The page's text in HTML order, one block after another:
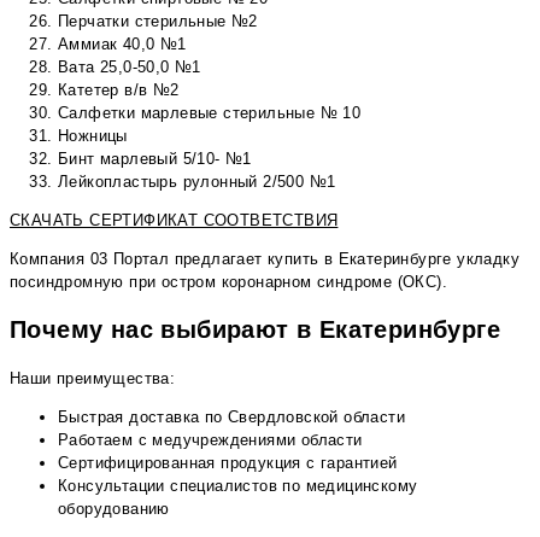
Перчатки стерильные №2
Аммиак 40,0 №1
Вата 25,0-50,0 №1
Катетер в/в №2
Салфетки марлевые стерильные № 10
Ножницы
Бинт марлевый 5/10- №1
Лейкопластырь рулонный 2/500 №1
СКАЧАТЬ СЕРТИФИКАТ СООТВЕТСТВИЯ
Компания 03 Портал предлагает купить в Екатеринбурге укладку
посиндромную при остром коронарном синдроме (ОКС).
Почему нас выбирают в Екатеринбурге
Наши преимущества:
Быстрая доставка по Свердловской области
Работаем с медучреждениями области
Сертифицированная продукция с гарантией
Консультации специалистов по медицинскому
оборудованию